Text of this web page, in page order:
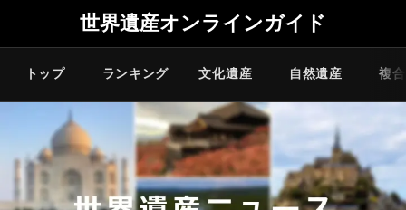
世界遺産オンラインガイド
トップ ランキング 文化遺産 自然遺産 複